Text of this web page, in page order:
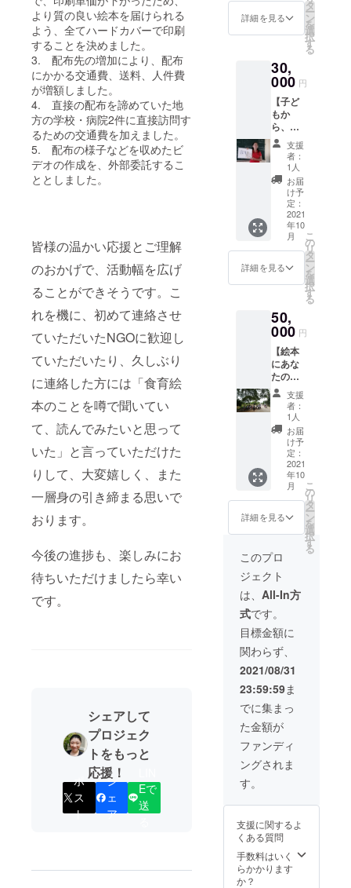
より質の良い絵本を届けられる
よう、全てハードカバーで印刷
することを決めました。
3. 配布先の増加により、配布
にかかる交通費、送料、人件費
が増額しました。
4. 直接の配布を諦めていた地
方の学校・病院2件に直接訪問す
るための交通費を加えました。
5. 配布の様子などを収めたビ
デオの作成を、外部委託するこ
ととしました。
皆様の温かい応援とご理解
のおかげで、活動幅を広げ
ることができそうです。こ
れを機に、初めて連絡させ
ていただいたNGOに歓迎し
ていただいたり、久しぶり
に連絡した方には「食育絵
本のことを噂で聞いてい
て、読んでみたいと思って
いた」と言っていただけた
りして、大変嬉しく、また
一層身の引き締まる思いで
おります。
今後の進捗も、楽しみにお
待ちいただけましたら幸い
です。
シェアして
プロジェク
トをもっと
応援！
ポ
ス
ト
シ
ェ
ア
Eで
送
（PDF
で上記
お送り
しま
す。
本と健
康おや
つを学
布する
際の、
子ども
たちの
様子な
どをま
とめた
ビデオ
を、編
集した
動画を
クラウ
ドにて
アップ
し、各
自でダ
ウン
で、お
送りい
たしま
す。
詳細を見る
タ
ー
ン
を
選
択
す
る
30,
000 円
【子ど
もか
ら、お
礼のビ
デオ
メッ
セージ
をもら
える
コー
ス】 小
学校や
フリー
スクー
ルにて
絵本と
を配布
する
際、現
地とオ
ンライ
ンで繋
ぎ、様
子をご
覧いた
だきま
（2021
年10月
上旬の
定）。
ご都合
ンタイ
ムでご
覧いた
だけな
い場合
は、後
日、編
集した
動画を
クラウ
ドにて
アップ
し、各
自でダ
ウン
ロード
いただ
く方法
たしま
す。 読
み聞か
せの様
子、お
菓子を
支援
者：
1人
お届
け予
定：
2021
年10
月
詳細を見る
こ
の
リ
タ
ー
ン
を
選
択
す
る
50,
000 円
【絵本
にあな
たの名
前が載
るコー
ス】 小
学校や
フリー
スクー
ルにて
絵本と
お菓子
を配布
する
際、現
地とオ
ンライ
ンで繋
ぎ、様
子をご
覧いた
だきま
す
（2021
年10月
上旬の
予
定）。
ご都合
により
オンタ
イムで
ご覧い
ただけ
後日、
た動画
をクラ
ウドに
てアッ
プし、
支援
者：
1人
お届
け予
定：
2021
年10
月
詳細を見る
こ
の
リ
タ
ー
ン
を
選
択
す
る
このプロ
ジェクト
は、 All-In方
式です。
目標金額に
関わらず、
2021/08/31
23:59:59ま
でに集まっ
た金額が
ファンディ
ングされま
す。
支援に関するよ
くある質問
手数料はいく
らかかります
か？